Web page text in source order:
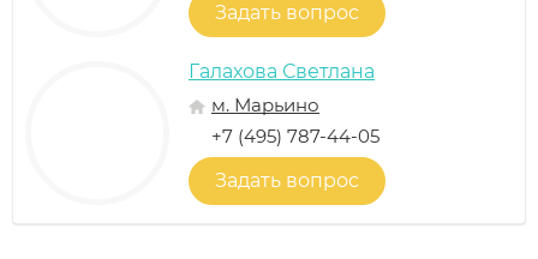
Задать вопрос
Галахова Светлана
м. Марьино
+7 (495) 787-44-05
Задать вопрос